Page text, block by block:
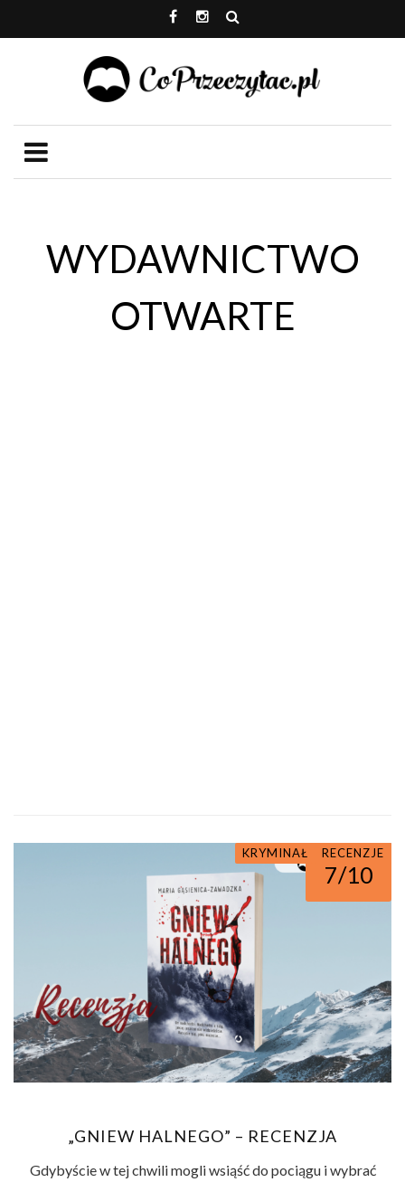
WYDAWNICTWO
OTWARTE
KRYMINAŁ I SENSACJA
KRYMINAŁ
RECENZJE
7/10
„GNIEW HALNEGO” – RECENZJA
Gdybyście w tej chwili mogli wsiąść do pociągu i wybrać